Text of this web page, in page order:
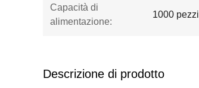
Capacità di
alimentazione:
1000 pezzi
Descrizione di prodotto